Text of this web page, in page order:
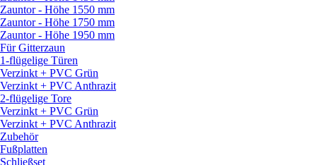
Zauntor - Höhe 1550 mm
Zauntor - Höhe 1750 mm
Zauntor - Höhe 1950 mm
Für Gitterzaun
1-flügelige Türen
Verzinkt + PVC Grün
Verzinkt + PVC Anthrazit
2-flügelige Tore
Verzinkt + PVC Grün
Verzinkt + PVC Anthrazit
Zubehör
Fußplatten
Schließset